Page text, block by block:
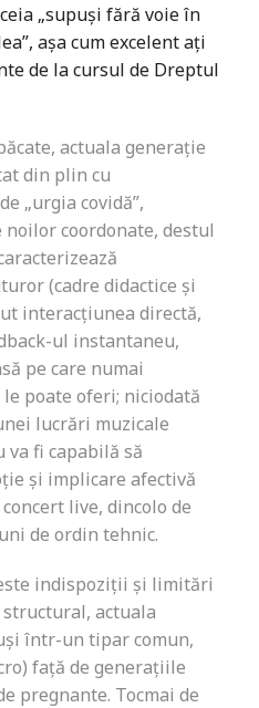
„supuși fără voie în
așa cum excelent ați
de la cursul de Dreptul
actuala generație
din plin cu
„urgia covidă”,
coordonate, destul
(cadre didactice și
interacțiunea directă,
ul instantaneu,
pe care numai
poate oferi; niciodată
lucrări muzicale
fi capabilă să
și implicare afectivă
live, dincolo de
de ordin tehnic.
indispoziții și limitări
structural, actuala
într-un tipar comun,
față de generațiile
pregnante. Tocmai de